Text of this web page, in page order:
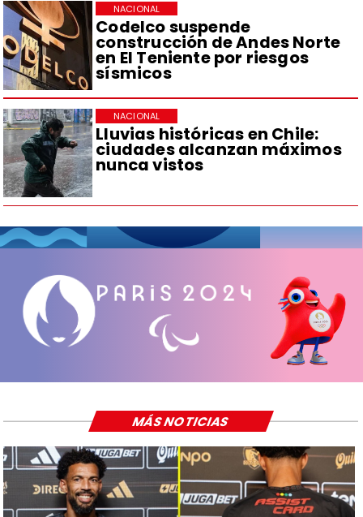
Codelco suspende
construcción de Andes Norte
en El Teniente por riesgos
sísmicos
NACIONAL
Lluvias históricas en Chile:
ciudades alcanzan máximos
nunca vistos
NACIONAL
MÁS NOTICIAS